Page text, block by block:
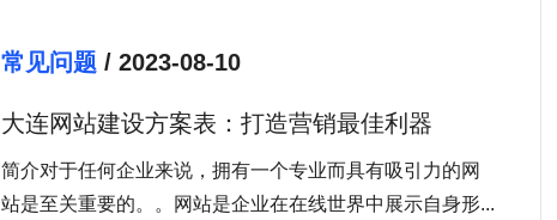
常见问题 / 2023-08-10
大连网站建设方案表：打造营销最佳利器
简介对于任何企业来说，拥有一个专业而具有吸引力的网
站是至关重要的。。网站是企业在在线世界中展示自身形...